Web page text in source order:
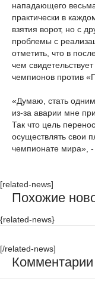
нападающего
практически в
взятия ворот, но с
проблемы с
отметить, что в
чем
чемпионов против
«Думаю, стать
из-за аварии мне
Так что цель
осуществлять свои
чемпионате мира»,
[related-news]
Похожие
{related-news}
[/related-news]